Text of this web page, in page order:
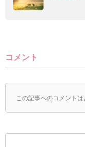
コメント
この記事へのコメントは